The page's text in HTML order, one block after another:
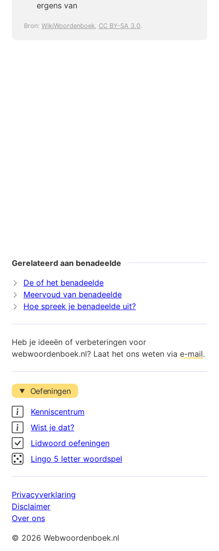
ergens van
Bron: WikiWoordenboek, CC BY-SA 3.0.
Gerelateerd aan benadeelde
De of het benadeelde
Meervoud van benadeelde
Hoe spreek je benadeelde uit?
Heb je ideeën of verbeteringen voor
webwoordenboek.nl? Laat het ons weten via e-mail.
Oefeningen
Kenniscentrum
Wist je dat?
Lidwoord oefeningen
Lingo 5 letter woordspel
Privacyverklaring
Disclaimer
Over ons
© 2026 Webwoordenboek.nl